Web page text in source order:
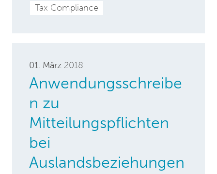
Tax Compliance
01. März 2018
Anwendungsschreibe
n zu
Mitteilungspflichten
bei
Auslandsbeziehungen